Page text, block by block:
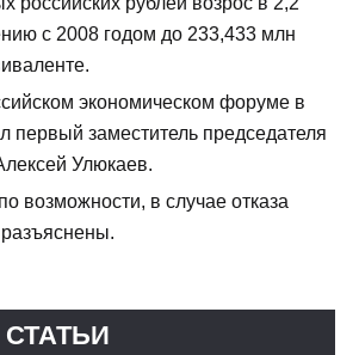
с 2008 годом до 233,433 млн
экономическом форуме в
первый заместитель председателя
Улюкаев.
возможности, в случае отказа